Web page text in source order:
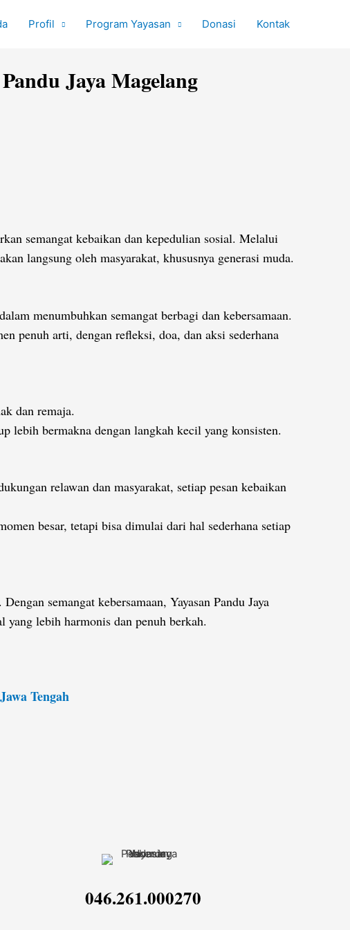
Profil Program Yayasan Donasi Kontak
Jaya Magelang
semangat kebaikan dan kepedulian sosial. Melalui
langsung oleh masyarakat, khususnya generasi muda.
menumbuhkan semangat berbagi dan kebersamaan.
penuh arti, dengan refleksi, doa, dan aksi sederhana
dan remaja.
lebih bermakna dengan langkah kecil yang konsisten.
relawan dan masyarakat, setiap pesan kebaikan
besar, tetapi bisa dimulai dari hal sederhana setiap
semangat kebersamaan, Yayasan Pandu Jaya
yang lebih harmonis dan penuh berkah.
Tengah
046.261.000270